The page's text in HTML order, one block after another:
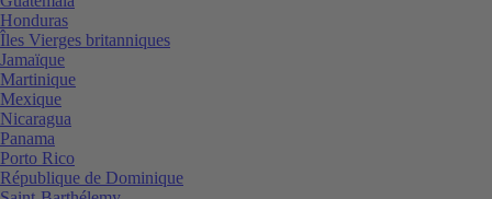
Honduras
Îles Vierges britanniques
Jamaïque
Martinique
Mexique
Nicaragua
Panama
Porto Rico
République de Dominique